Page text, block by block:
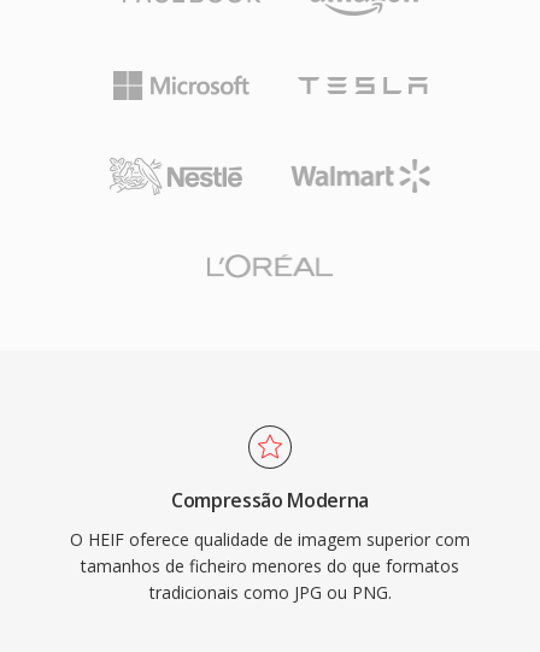
Compressão Moderna
O HEIF oferece qualidade de imagem superior com
tamanhos de ficheiro menores do que formatos
tradicionais como JPG ou PNG.